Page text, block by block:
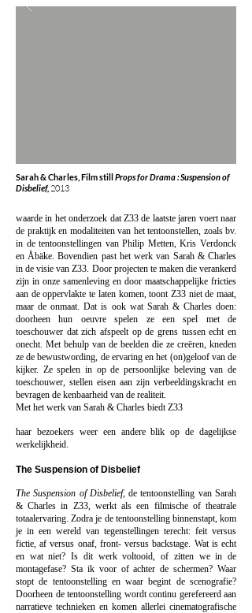
Sarah & Charles, Film stillProps for Drama : Suspension of
Disbelief, 2013
waarde in het onderzoek dat Z33 de laatste jaren voert naar
de praktijk en modaliteiten van het tentoonstellen, zoals bv.
in de tentoonstellingen van Philip Metten, Kris Verdonck
en Åbäke. Bovendien past het werk van Sarah & Charles
in de visie van Z33. Door projecten te maken die verankerd
zijn in onze samenleving en door maatschappelijke fricties
aan de oppervlakte te laten komen, toont Z33 niet de maat,
maar de onmaat. Dat is ook wat Sarah & Charles doen:
doorheen hun oeuvre spelen ze een spel met de
toeschouwer dat zich afspeelt op de grens tussen echt en
onecht. Met behulp van de beelden die ze creëren, kneden
ze de bewustwording, de ervaring en het (on)geloof van de
kijker. Ze spelen in op de persoonlijke beleving van de
toeschouwer, stellen eisen aan zijn verbeeldingskracht en
bevragen de kenbaarheid van de realiteit.
Met het werk van Sarah & Charles biedt Z33
haar bezoekers weer een andere blik op de dagelijkse
werkelijkheid.
The Suspension of Disbelief
The Suspension of Disbelief, de tentoonstelling van Sarah
& Charles in Z33, werkt als een filmische of theatrale
totaalervaring. Zodra je de tentoonstelling binnenstapt, kom
je in een wereld van tegenstellingen terecht: feit versus
fictie, af versus onaf, front- versus backstage. Wat is echt
en wat niet? Is dit werk voltooid, of zitten we in de
montagefase? Sta ik voor of achter de schermen? Waar
stopt de tentoonstelling en waar begint de scenografie?
Doorheen de tentoonstelling wordt continu gerefereerd aan
narratieve technieken en komen allerlei cinematografische